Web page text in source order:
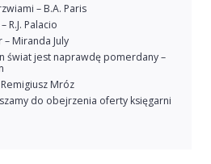
– B.A. Paris
R.J. Palacio
Miranda July
świat jest naprawdę pomerdany –
Mróz
do obejrzenia oferty księgarni